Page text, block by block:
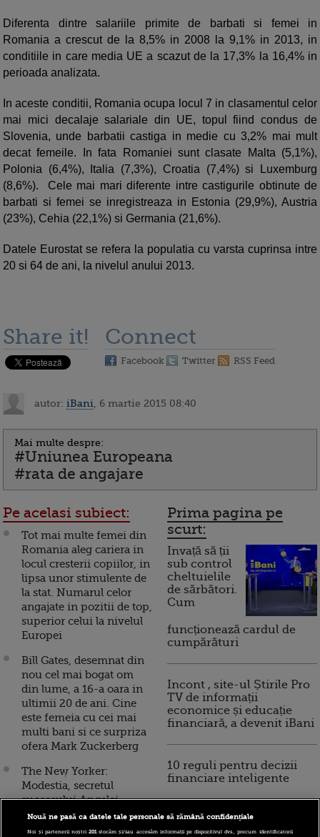
Diferenta dintre salariile primite de barbati si femei in
Romania a crescut de la 8,5% in 2008 la 9,1% in 2013, in
conditiile in care media UE a scazut de la 17,3% la 16,4% in
perioada analizata.
In aceste conditii, Romania ocupa locul 7 in clasamentul celor
mai mici decalaje salariale din UE, topul fiind condus de
Slovenia, unde barbatii castiga in medie cu 3,2% mai mult
decat femeile. In fata Romaniei sunt clasate Malta (5,1%),
Polonia (6,4%), Italia (7,3%), Croatia (7,4%) si Luxemburg
(8,6%). Cele mai mari diferente intre castigurile obtinute de
barbati si femei se inregistreaza in Estonia (29,9%), Austria
(23%), Cehia (22,1%) si Germania (21,6%).
Datele Eurostat se refera la populatia cu varsta cuprinsa intre
20 si 64 de ani, la nivelul anului 2013.
Share it! Connect
Facebook Twitter RSS Feed
autor: iBani , 6 martie 2015 08:40
Mai multe despre:
#Uniunea Europeana
#rata de angajare
Pe acelasi subiect:
Tot mai multe femei din
Romania aleg cariera in
locul cresterii copiilor, in
lipsa unor stimulente de
la stat. Numarul celor
angajate in pozitii de top,
superior celui la nivelul
Europei
Bill Gates, desemnat din
nou cel mai bogat om
din lume, a 16-a oara in
ultimii 20 de ani. Cine
este femeia cu cei mai
multi bani si ce surpriza
ofera Mark Zuckerberg
The New Yorker:
Modestia, secretul
succesului Angelei
Merkel. “Cea mai
puternica femeie din
Prima pagina pe
scurt:
Invață să ții
sub control
cheltuielile
de sărbători.
Cum
funcționează cardul de
cumpărături
Incont , site-ul Știrile Pro
TV de informații
economice și educație
financiară, a devenit iBani
10 reguli pentru decizii
financiare inteligente
Nouă ne pasă ca datele tale personale să rămână confidențiale
Noi și partenerii noștri201stocăm și/sau accesăm informații pe dispozitivul dvs., precum identificatorii